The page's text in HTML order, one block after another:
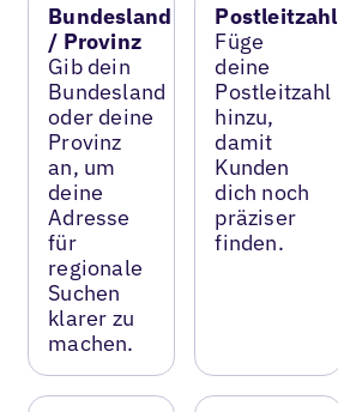
Bundesland
/ Provinz
Gib dein
Bundesland
oder deine
Provinz
an, um
deine
Adresse
für
regionale
Suchen
klarer zu
machen.
Postleitzahl
Füge
deine
Postleitzahl
hinzu,
damit
Kunden
dich noch
präziser
finden.